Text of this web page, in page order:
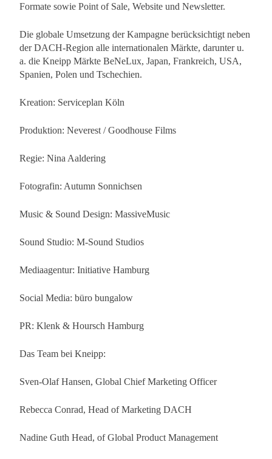
Formate sowie Point of Sale, Website und Newsletter.
Die globale Umsetzung der Kampagne berücksichtigt neben
der DACH-Region alle internationalen Märkte, darunter u.
a. die Kneipp Märkte BeNeLux, Japan, Frankreich, USA,
Spanien, Polen und Tschechien.
Kreation: Serviceplan Köln
Produktion: Neverest / Goodhouse Films
Regie: Nina Aaldering
Fotografin: Autumn Sonnichsen
Music & Sound Design: MassiveMusic
Sound Studio: M-Sound Studios
Mediaagentur: Initiative Hamburg
Social Media: büro bungalow
PR: Klenk & Hoursch Hamburg
Das Team bei Kneipp:
Sven-Olaf Hansen, Global Chief Marketing Officer
Rebecca Conrad, Head of Marketing DACH
Nadine Guth Head, of Global Product Management